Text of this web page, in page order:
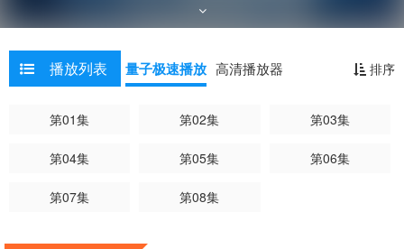
妈，8个家庭，8种真实存在的生活样本。 鸡娃VS松弛、公立VS出国、
家庭VS...
播放列表 排序
量子极速播放 高清播放器
第01集 第02集 第03集
第04集 第05集 第06集
第07集 第08集